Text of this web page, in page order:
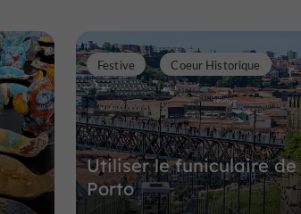
Offices de tourisme dans le centre
275 m
Utiliser le funiculaire de
Porto
Festive Coeur Historique